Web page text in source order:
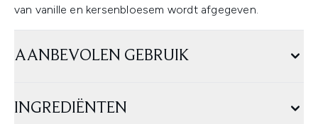
van vanille en kersenbloesem wordt afgegeven.
AANBEVOLEN GEBRUIK
INGREDIËNTEN